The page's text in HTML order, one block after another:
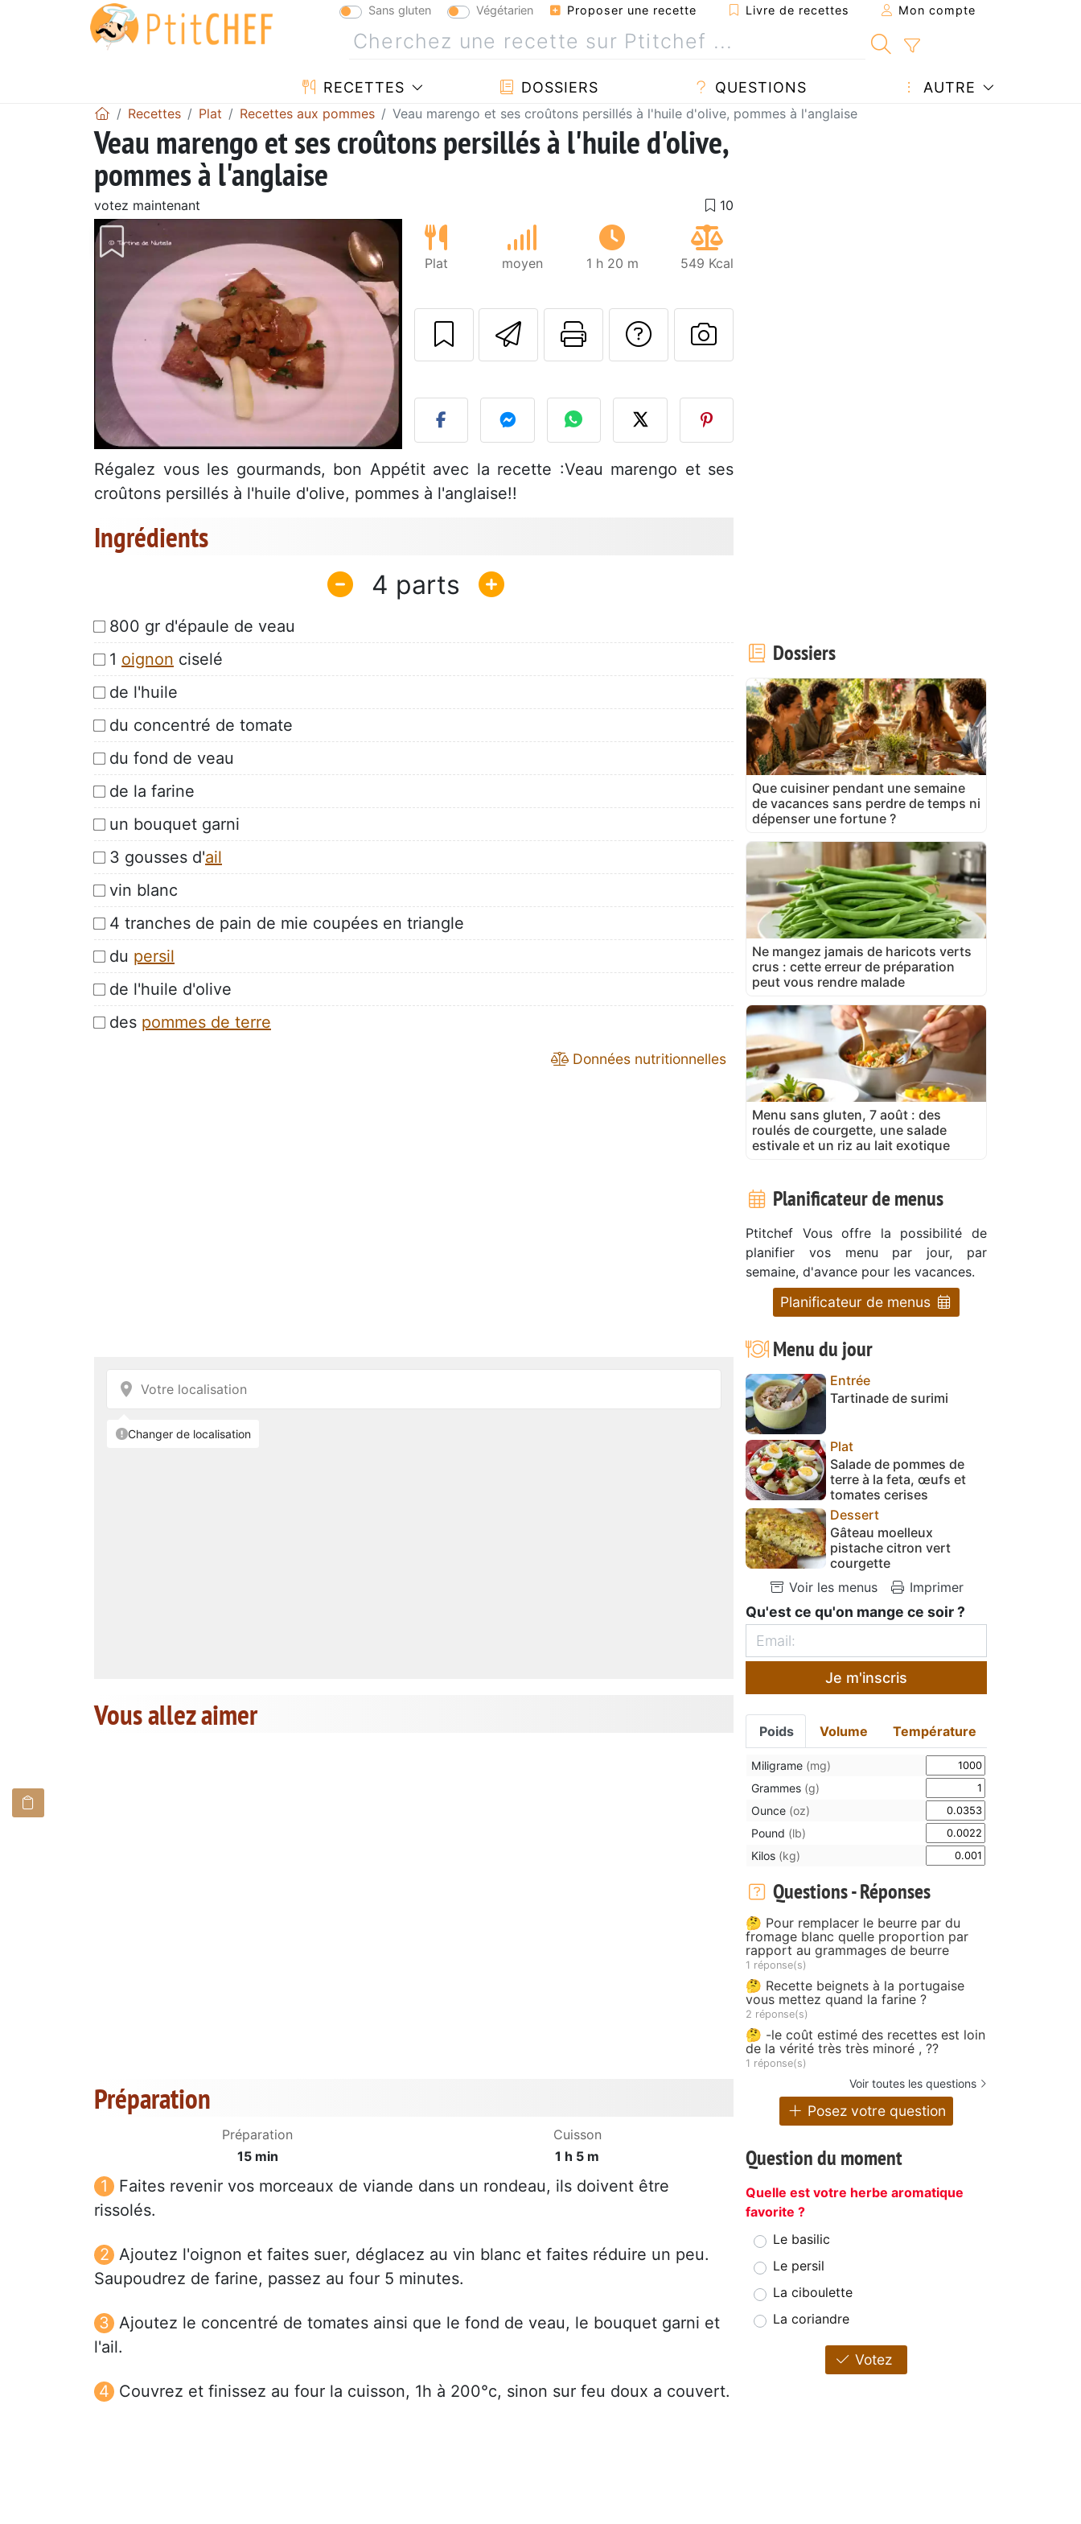
Sans gluten Végétarien Proposer une recette Livre de recettes Mon compte
RECETTES DOSSIERS QUESTIONS AUTRE
Recettes Plat Recettes aux pommes Veau marengo et ses croûtons persillés à l'huile d'olive, pommes à l'anglaise
Veau marengo et ses croûtons persillés à l'huile d'olive,
pommes à l'anglaise
votez maintenant
Plat moyen 1 h 20 m 549 Kcal
Envoyer cette recette à un ami
Imprimer cette page
Poser une question à l'auteur
Publier votre photo de cette
Régalez vous les gourmands, bon Appétit avec la recette :Veau marengo et ses
croûtons persillés à l'huile d'olive, pommes à l'anglaise!!
Ingrédients
4
800 gr d'épaule de veau
1 oignon ciselé
de l'huile
du concentré de tomate
du fond de veau
de la farine
un bouquet garni
3 gousses d'ail
vin blanc
4 tranches de pain de mie coupées en triangle
du persil
de l'huile d'olive
des pommes de terre
Données nutritionnelles
Vous allez aimer
Préparation
Préparation
15 min
Cuisson
1 h 5 m
Faites revenir vos morceaux de viande dans un rondeau, ils doivent être
rissolés.
Ajoutez l'oignon et faites suer, déglacez au vin blanc et faites réduire un peu.
Saupoudrez de farine, passez au four 5 minutes.
Ajoutez le concentré de tomates ainsi que le fond de veau, le bouquet garni et
l'ail.
Couvrez et finissez au four la cuisson, 1h à 200°c, sinon sur feu doux a couvert.
Dossiers
Que cuisiner pendant une semaine
de vacances sans perdre de temps ni
dépenser une fortune ?
Ne mangez jamais de haricots verts
crus : cette erreur de préparation
peut vous rendre malade
Menu sans gluten, 7 août : des
roulés de courgette, une salade
estivale et un riz au lait exotique
Planificateur de menus
Ptitchef Vous offre la possibilité de
planifier vos menu par jour, par
semaine, d'avance pour les vacances.
Planificateur de menus
Menu du jour
Entrée
Tartinade de surimi
Plat
Salade de pommes de
terre à la feta, œufs et
tomates cerises
Dessert
Gâteau moelleux
pistache citron vert
courgette
Voir les menus
Imprimer
Qu'est ce qu'on mange ce soir ?
Je m'inscris
Poids Volume Température
Miligrame (mg)
Grammes (g)
Ounce (oz)
Pound (lb)
Kilos (kg)
Questions - Réponses
🤔 Pour remplacer le beurre par du
fromage blanc quelle proportion par
rapport au grammages de beurre
1 réponse(s)
🤔 Recette beignets à la portugaise
vous mettez quand la farine ?
2 réponse(s)
🤔 -le coût estimé des recettes est loin
de la vérité très très minoré , ??
1 réponse(s)
Voir toutes les questions
Posez votre question
Question du moment
Quelle est votre herbe aromatique
favorite ?
Le basilic
Le persil
La ciboulette
La coriandre
Votez